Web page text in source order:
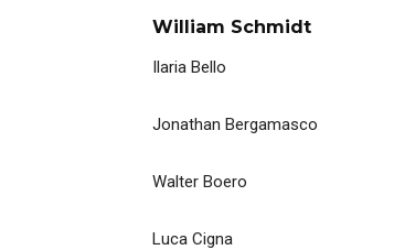
William Schmidt
Ilaria Bello
Jonathan Bergamasco
Walter Boero
Luca Cigna